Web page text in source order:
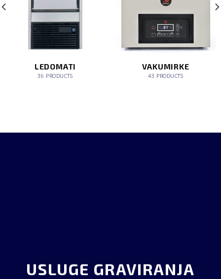
LEDOMATI
36 PRODUCTS
VAKUMIRKE
43 PRODUCTS
USLUGE GRAVIRANJA